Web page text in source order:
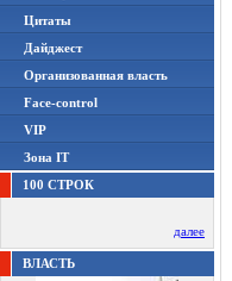
Цитаты
Дайджест
Организованная власть
Face-control
VIP
Зона IT
100 СТРОК
далее
ВЛАСТЬ